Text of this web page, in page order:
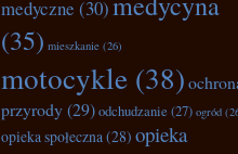
medyczne (30)
(35) mieszkanie (26)
motocykle (38)
przyrody(29)odchudzanie (27) ogród
opieka społeczna(28) opieka